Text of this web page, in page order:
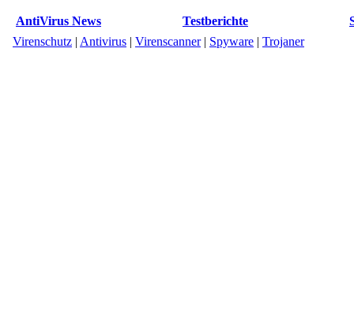
AntiVirus News Testberichte
Virenschutz | Antivirus | Virenscanner| Spyware | Trojaner